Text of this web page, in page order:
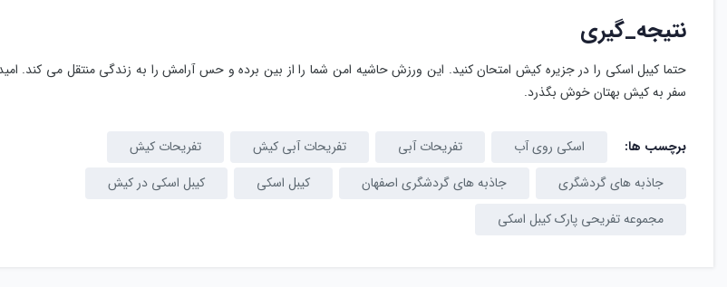
نتیجه_گیری
حتما کیبل اسکی را در جزیره کیش امتحان کنید. این ورزش حاشیه امن شما را از بین برده و حس آرامش را به زندگی منتقل می کند.
سفر به کیش بهتان خوش بگذرد.
برچسب ها: اسکی روی آب تفریحات آبی تفریحات آبی کیش
تفریحات کیش
جاذبه های گردشگری
جاذبه های گردشگری اصفهان کیبل اسکی
کیبل اسکی در کیش
مجموعه تفریحی پارک کیبل اسکی